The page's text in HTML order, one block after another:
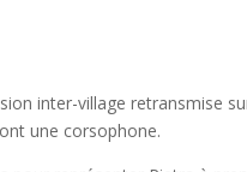
inter-village retransmise
une corsophone.